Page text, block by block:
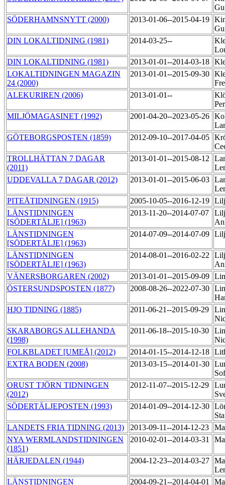
SÖDERHAMNSNYTT (2000)
2013-01-06--2015-04-19
DIN LOKALTIDNING (1981)
2014-03-25--
DIN LOKALTIDNING (1981)
2013-01-01--2014-03-18
LOKALTIDNINGEN MAGAZIN
24 (2000)
2013-01-01--2015-09-30
ALEKURIREN (2006)
2013-01-01--
MILJÖMAGASINET (1992)
2001-04-20--2023-05-26
GÖTEBORGSPOSTEN (1859)
2012-09-10--2017-04-05
TROLLHÄTTAN 7 DAGAR
(2011)
2013-01-01--2015-08-12
UDDEVALLA 7 DAGAR (2012)
2013-01-01--2015-06-03
PITEÅTIDNINGEN (1915)
2005-10-05--2016-12-19
LÄNSTIDNINGEN
[SÖDERTÄLJE] (1963)
2013-11-20--2014-07-07
LÄNSTIDNINGEN
[SÖDERTÄLJE] (1963)
2014-07-09--2014-07-09
LÄNSTIDNINGEN
[SÖDERTÄLJE] (1963)
2014-08-01--2016-02-22
VÄNERSBORGAREN (2002)
2013-01-01--2015-09-09
ÖSTERSUNDSPOSTEN (1877)
2008-08-26--2022-07-30
HJO TIDNING (1885)
2011-06-21--2015-09-29
SKARABORGS ALLEHANDA
(1998)
2011-06-18--2015-10-30
FOLKBLADET [UMEÅ] (2012)
2014-01-15--2014-12-18
EXTRA BODEN (2008)
2013-03-15--2014-01-30
ORUST TJÖRN TIDNINGEN
(2012)
2012-11-07--2015-12-29
SÖDERTÄLJEPOSTEN (1993)
2014-01-09--2014-12-30
LANDETS FRIA TIDNING (2013)
2013-09-11--2014-12-23
NYA WERMLANDSTIDNINGEN
(1851)
2010-02-01--2014-03-31
HÄRJEDALEN (1944) 2004-12-23--2014-03-27
LÄNSTIDNINGEN
2004-09-21--2014-04-01